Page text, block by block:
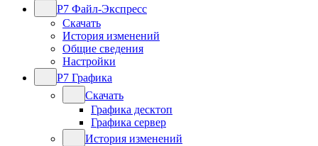
Р7 Файл-Экспресс
Скачать
История изменений
Общие сведения
Настройки
Р7 Графика
Скачать
Графика десктоп
Графика сервер
История изменений